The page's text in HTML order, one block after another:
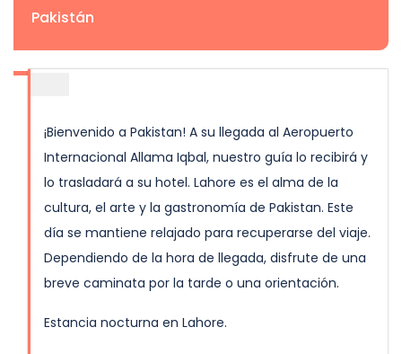
Pakistán
¡Bienvenido a Pakistan! A su llegada al Aeropuerto
Internacional Allama Iqbal, nuestro guía lo recibirá y
lo trasladará a su hotel. Lahore es el alma de la
cultura, el arte y la gastronomía de Pakistan. Este
día se mantiene relajado para recuperarse del viaje.
Dependiendo de la hora de llegada, disfrute de una
breve caminata por la tarde o una orientación.
Estancia nocturna en Lahore.